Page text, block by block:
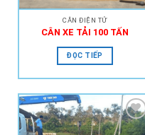
CÂN ĐIỆN TỬ
CÂN XE TẢI 100 TẤN
ĐỌC TIẾP